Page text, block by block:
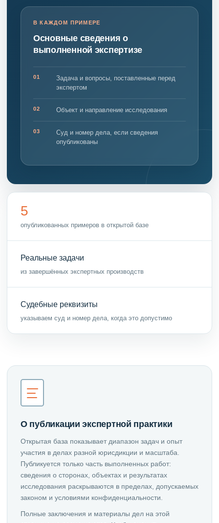
В КАЖДОМ ПРИМЕРЕ
Основные сведения о
выполненной экспертизе
01
Задача и вопросы, поставленные перед
экспертом
02 Объект и направление исследования
03
Суд и номер дела, если сведения
опубликованы
5
опубликованных примеров в открытой базе
Реальные задачи
из завершённых экспертных производств
Судебные реквизиты
указываем суд и номер дела, когда это допустимо
О публикации экспертной практики
Открытая база показывает диапазон задач и опыт
участия в делах разной юрисдикции и масштаба.
Публикуется только часть выполненных работ:
сведения о сторонах, объектах и результатах
исследования раскрываются в пределах, допускаемых
законом и условиями конфиденциальности.
Полные заключения и материалы дел на этой